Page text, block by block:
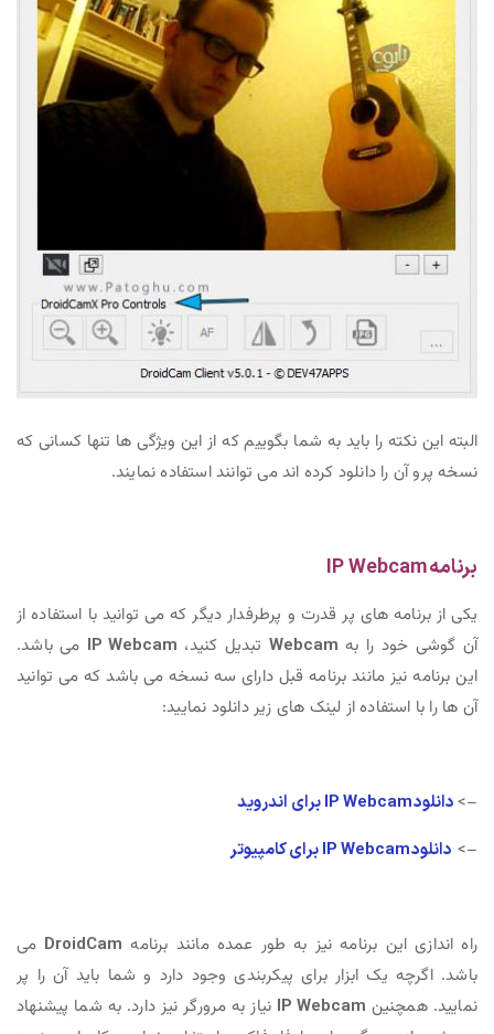
البته این نکته را باید به شما بگوییم که از این ویژگی ها تنها کسانی که
نسخه پرو آن را دانلود کرده اند می توانند استفاده نمایند.
برنامه IP Webcam
یکی از برنامه های پر قدرت و پرطرفدار دیگر که می توانید با استفاده از
آن گوشی خود را به Webcam تبدیل کنید، IP Webcam می باشد.
این برنامه نیز مانند برنامه قبل دارای سه نسخه می باشد که می توانید
آن ها را با استفاده از لینک های زیر دانلود نمایید:
–>دانلود IP Webcam برای اندروید
–> دانلود IP Webcam برای کامپیوتر
راه اندازی این برنامه نیز به طور عمده مانند برنامه DroidCam می
باشد. اگرچه یک ابزار برای پیکربندی وجود دارد و شما باید آن را پر
نمایید. همچنین IP Webcam نیاز به مرورگر نیز دارد. به شما پیشنهاد